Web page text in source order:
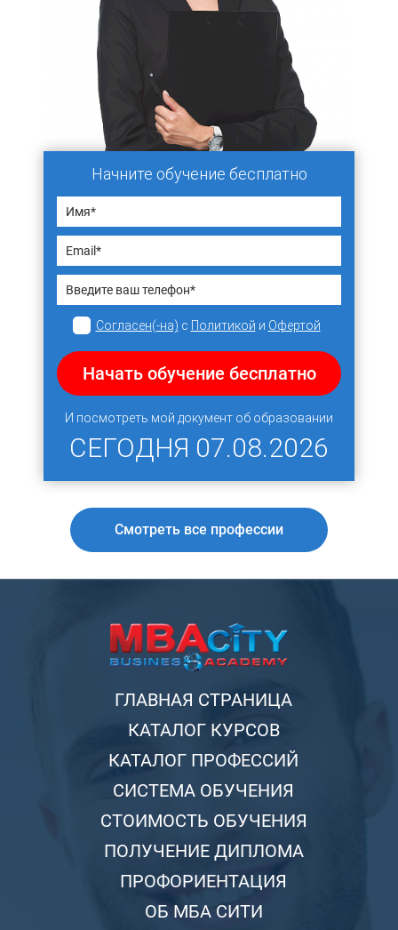
Начните обучение бесплатно
Согласен(-на) с Политикой и Офертой
Начать обучение бесплатно
И посмотреть мой документ об образовании
СЕГОДНЯ 07.08.2026
Смотреть все профессии
ГЛАВНАЯ СТРАНИЦА
КАТАЛОГ КУРСОВ
КАТАЛОГ ПРОФЕССИЙ
СИСТЕМА ОБУЧЕНИЯ
СТОИМОСТЬ ОБУЧЕНИЯ
ПОЛУЧЕНИЕ ДИПЛОМА
ПРОФОРИЕНТАЦИЯ
ОБ МБА СИТИ